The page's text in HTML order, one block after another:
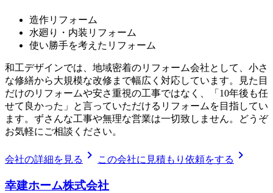
造作リフォーム
水廻り・内装リフォーム
使い勝手を考えたリフォーム
和工デザインでは、地域密着のリフォーム会社として、小さ
な修繕から大規模な改修まで幅広く対応しています。見た目
だけのリフォームや安さ重視の工事ではなく、「10年後も任
せて良かった」と言っていただけるリフォームを目指してい
ます。ずさんな工事や無理な営業は一切致しません。どうぞ
お気軽にご相談ください。
会社の詳細を見る chevron_right この会社に見積もり依頼をする chevron_right
幸建ホーム株式会社